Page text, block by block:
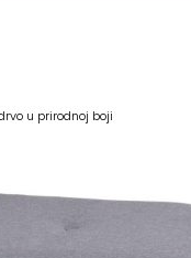
u prirodnoj boji